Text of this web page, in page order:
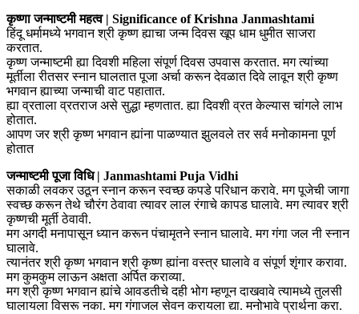
कृष्णा जन्माष्टमी महत्व | Significance of Krishna Janmashtami
हिंदू धर्मामध्ये भगवान श्री कृष्ण ह्याचा जन्म दिवस खूप धाम धुमीत साजरा
करतात.
कृष्ण जन्माष्टमी ह्या दिवशी महिला संपूर्ण दिवस उपवास करतात. मग त्यांच्या
मूर्तीला रीतसर स्नान घालतात पूजा अर्चा करून देवळात दिवे लावून श्री कृष्ण
भगवान ह्याच्या जन्माची वाट पहातात.
ह्या व्रताला व्रतराज असे सुद्धा म्हणतात. ह्या दिवशी व्रत केल्यास चांगले लाभ
होतात.
आपण जर श्री कृष्ण भगवान ह्यांना पाळण्यात झुलवले तर सर्व मनोकामना पूर्ण
होतात
जन्माष्टमी पूजा विधि | Janmashtami Puja Vidhi
सकाळी लवकर उठून स्नान करून स्वच्छ कपडे परिधान करावे. मग पूजेची जागा
स्वच्छ करून तेथे चौरंग ठेवावा त्यावर लाल रंगाचे कापड घालावे. मग त्यावर श्री
कृष्णची मूर्ती ठेवावी.
मग अगदी मनापासून ध्यान करून पंचामृतने स्नान घालावे. मग गंगा जल नी स्नान
घालावे.
त्यानंतर श्री कृष्ण भगवान श्री कृष्ण ह्यांना वस्त्र घालावे व संपूर्ण शृंगार करावा.
मग कुमकुम लाऊन अक्षता अर्पित कराव्या.
मग श्री कृष्ण भगवान ह्यांचे आवडतीचे दही भोग म्हणून दाखवावे त्यामध्ये तुलसी
घालायला विसरू नका. मग गंगाजल सेवन करायला द्या. मनोभावे प्रार्थना करा.